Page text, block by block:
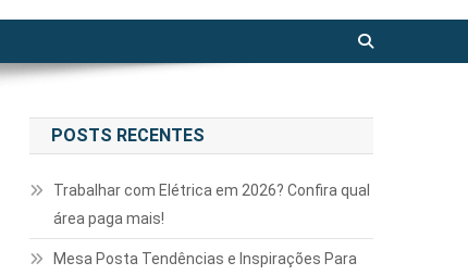
POSTS RECENTES
Trabalhar com Elétrica em 2026? Confira qual
área paga mais!
Mesa Posta Tendências e Inspirações Para